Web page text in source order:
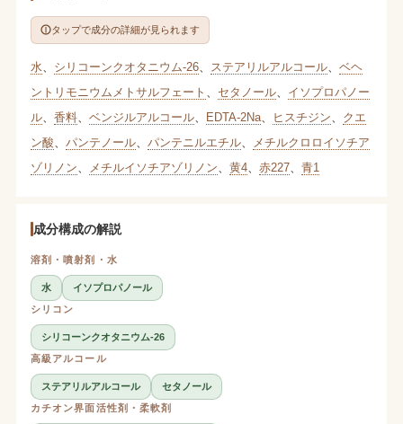
タップで成分の詳細が見られます
水 シリコーンクオタニウム-26、 ステアリルアルコール、 ベヘ
ントリモニウムメトサルフェート
セタノール、 イソプロパノー
ル、 香料、 ベンジルアルコール、 EDTA-2Na、 ヒスチジン
クエ
ン酸
パンテノール、 パンテニルエチル、
メチルクロロイソチア
ゾリノン
メチルイソチアゾリノン 黄4、 赤227、 青1
成分構成の解説
溶剤・噴射剤・水
水
イソプロパノール
シリコン
シリコーンクオタニウム-26
高級アルコール
ステアリルアルコール
セタノール
カチオン界面活性剤・柔軟剤